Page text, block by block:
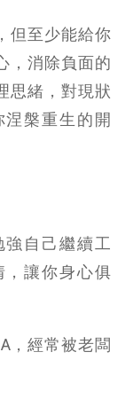
但至少能給你
，消除負面的
思緒，對現狀
槃重生的開
自己繼續工
讓你身心俱
，經常被老闆